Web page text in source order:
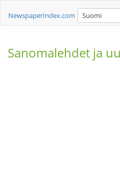
NewspaperIndex.com Suomi
Sanomalehdet ja